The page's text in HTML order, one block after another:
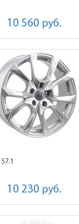
10 560 руб.
57.1
10 230 руб.